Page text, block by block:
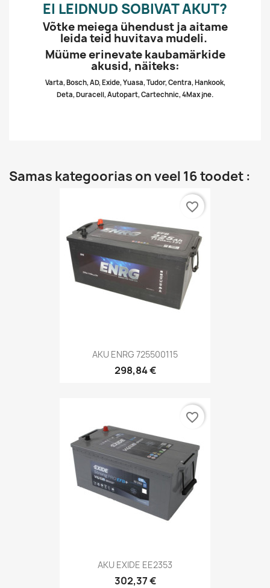
EI LEIDNUD SOBIVAT AKUT?
Võtke meiega ühendust ja aitame
leida teid huvitava mudeli.
Müüme erinevate kaubamärkide
akusid, näiteks:
Varta, Bosch, AD, Exide, Yuasa, Tudor, Centra, Hankook,
Deta, Duracell, Autopart, Cartechnic, 4Max jne.
Samas kategoorias on veel 16 toodet :
AKU ENRG 725500115
298,84 €
favorite_border
AKU EXIDE EE2353
302,37 €
favorite_border